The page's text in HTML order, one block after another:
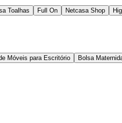
Toalhas Full On Netcasa Shop
Móveis para Escritório
Bolsa